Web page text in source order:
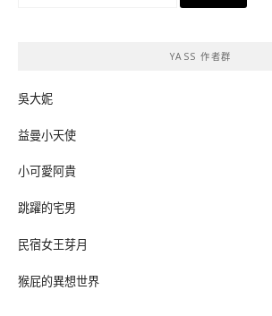
YASS 作者群
吳大妮
益曼小天使
小可愛阿貴
跳躍的宅男
民宿女王芽月
猴屁的異想世界